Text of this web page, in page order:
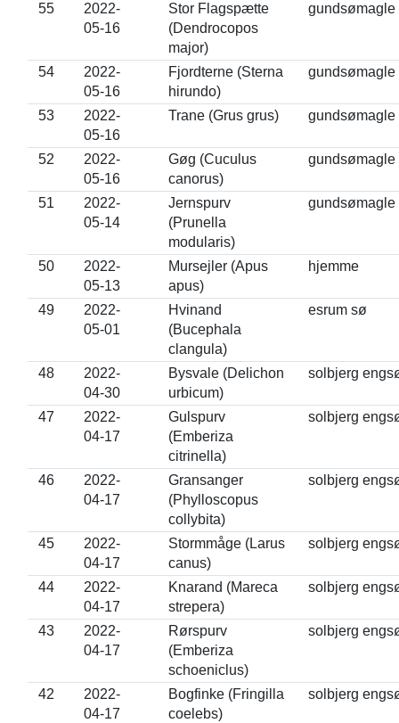
55
2022-
05-16
Stor Flagspætte
(Dendrocopos
major)
gundsømagle
54
2022-
05-16
Fjordterne (Sterna
hirundo)
gundsømagle
53
2022-
05-16
Trane (Grus grus) gundsømagle
52
2022-
05-16
Gøg (Cuculus
canorus)
gundsømagle
51
2022-
05-14
Jernspurv
(Prunella
modularis)
gundsømagle
50
2022-
05-13
Mursejler (Apus
apus)
hjemme
49
2022-
05-01
Hvinand
(Bucephala
clangula)
esrum sø
48
2022-
04-30
Bysvale (Delichon
urbicum)
solbjerg
47
2022-
04-17
Gulspurv
(Emberiza
citrinella)
solbjerg
46
2022-
04-17
Gransanger
(Phylloscopus
collybita)
solbjerg
45
2022-
04-17
Stormmåge (Larus
canus)
solbjerg
44
2022-
04-17
Knarand (Mareca
strepera)
solbjerg
43
2022-
04-17
Rørspurv
(Emberiza
schoeniclus)
solbjerg
42
2022-
04-17
Bogfinke (Fringilla
coelebs)
solbjerg